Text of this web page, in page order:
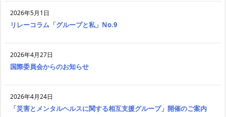
2026年5月1日
リレーコラム「グループと私」No.9
2026年4月27日
国際委員会からのお知らせ
2026年4月24日
「災害とメンタルヘルスに関する相互支援グループ」開催のご案内